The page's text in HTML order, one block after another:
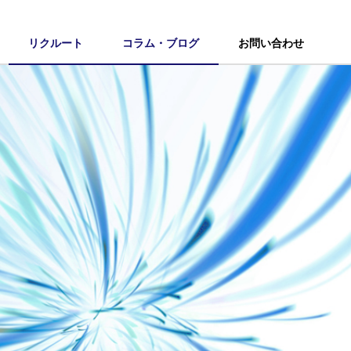
リクルート コラム・ブログ お問い合わせ